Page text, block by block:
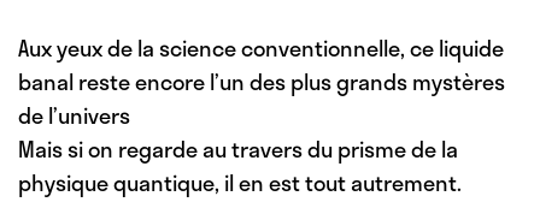
Aux yeux de la science conventionnelle, ce liquide
banal reste encore l’un des plus grands mystères
de l’univers
Mais si on regarde au travers du prisme de la
physique quantique, il en est tout autrement.